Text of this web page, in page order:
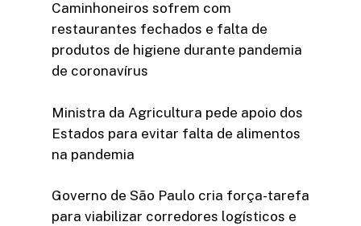
Caminhoneiros sofrem com
restaurantes fechados e falta de
produtos de higiene durante pandemia
de coronavírus
Ministra da Agricultura pede apoio dos
Estados para evitar falta de alimentos
na pandemia
Governo de São Paulo cria força-tarefa
para viabilizar corredores logísticos e